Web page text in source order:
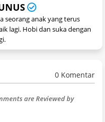
seorang anak yang terus
lagi. Hobi dan suka dengan
0 Komentar
are Reviewed by